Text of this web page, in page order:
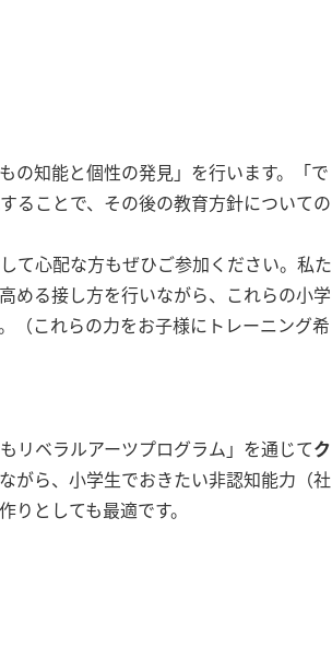
の知能と個性の発見」を行います。「で
ることで、その後の教育方針についての
て心配な方もぜひご参加ください。私た
める接し方を行いながら、これらの小学
（これらの力をお子様にトレーニング希
リベラルアーツプログラム」を通じてク
がら、小学生でおきたい非認知能力（社
としても最適です。